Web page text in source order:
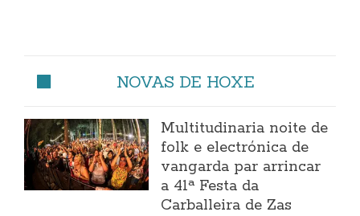
NOVAS DE HOXE
Multitudinaria noite de
folk e electrónica de
vangarda par arrincar
a 41ª Festa da
Carballeira de Zas